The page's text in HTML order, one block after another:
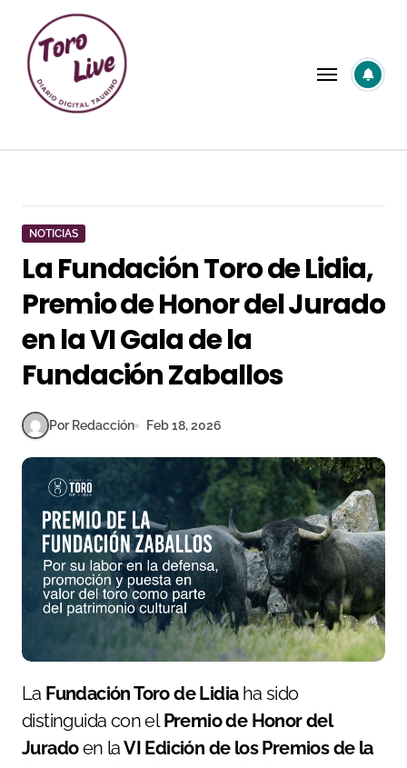
contenido
NOTICIAS
La Fundación Toro de Lidia,
Premio de Honor del Jurado
en la VI Gala de la
Fundación Zaballos
Por Redacción Feb 18, 2026
La Fundación Toro de Lidiaha sido
distinguida con elPremio de Honor del
Juradoen laVI Edición de los Premios de la